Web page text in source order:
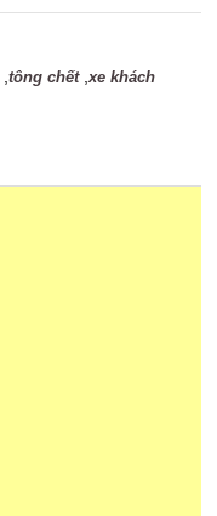
,tông chết,xe khách